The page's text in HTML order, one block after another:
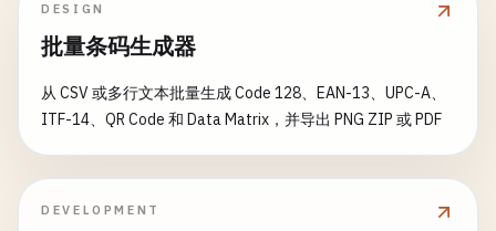
DESIGN
批量条码生成器
从 CSV 或多行文本批量生成 Code 128、EAN-13、UPC-A、
ITF-14、QR Code 和 Data Matrix，并导出 PNG ZIP 或 PDF
DEVELOPMENT